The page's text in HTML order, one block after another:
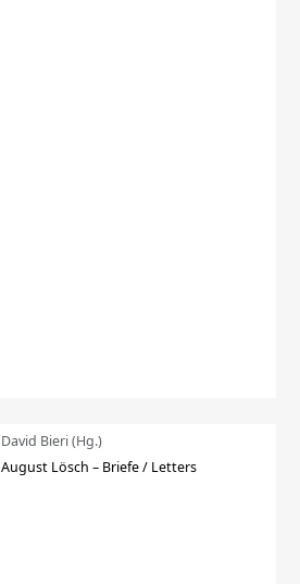
David Bieri (Hg.)
August Lösch – Briefe / Letters